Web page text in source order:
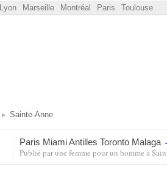
Lyon Marseille Montréal Paris Toulouse
Sainte-Anne
Paris Miami Antilles Toronto Malaga
Publié parune femme pour un homme à